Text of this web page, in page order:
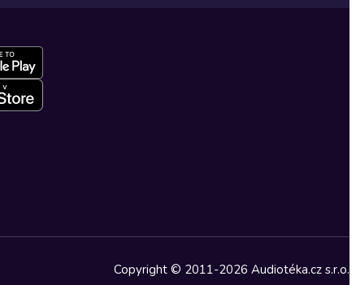
Copyright © 2011-2026 Audiotéka.cz s.r.o.